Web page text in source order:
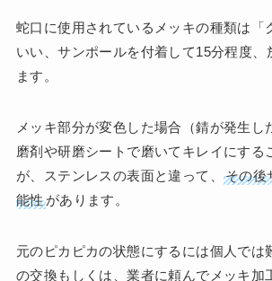
蛇口に使用されているメッキの種類は「
いい、サンポールを付着して15分程度、
ます。
メッキ部分が変色した場合（錆が発生し
磨剤や研磨シートで磨いてキレイにする
が、ステンレスの表面と違って、
その後
能性があります。
元のピカピカの状態にするには個人では
の交換もしくは、業者に頼んでメッキ加